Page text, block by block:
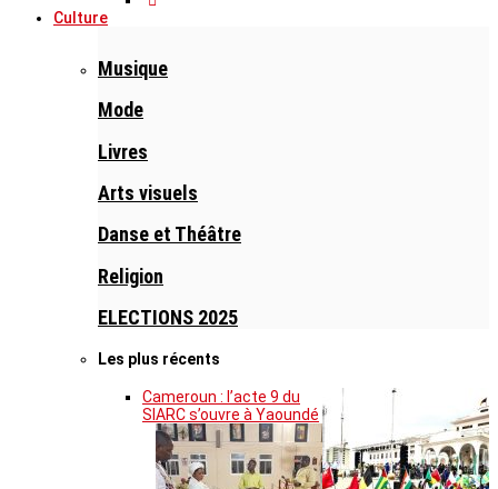
Culture
Musique
Mode
Livres
Arts visuels
Danse et Théâtre
Religion
ELECTIONS 2025
Les plus récents
Cameroun : l’acte 9 du
SIARC s’ouvre à Yaoundé